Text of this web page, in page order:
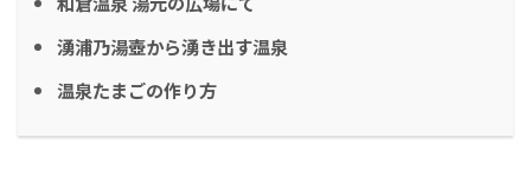
湧浦乃湯壺から湧き出す温泉
温泉たまごの作り方